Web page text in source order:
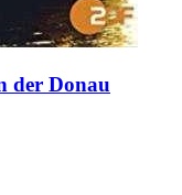
der Donau